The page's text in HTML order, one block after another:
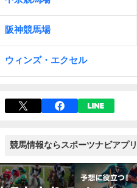
阪神競馬場
ウィンズ・エクセル
競馬情報ならスポーツナビアプリ